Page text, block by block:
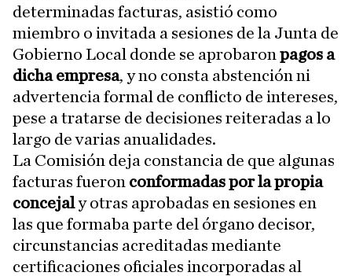
determinadas facturas, asistió como
miembro o invitada a sesiones de la Junta de
Gobierno Local donde se aprobaron pagos a
dicha empresa, y no consta abstención ni
advertencia formal de conflicto de intereses,
pese a tratarse de decisiones reiteradas a lo
largo de varias anualidades.
La Comisión deja constancia de que algunas
facturas fueron conformadas por la propia
concejaly otras aprobadas en sesiones en
las que formaba parte del órgano decisor,
circunstancias acreditadas mediante
certificaciones oficiales incorporadas al